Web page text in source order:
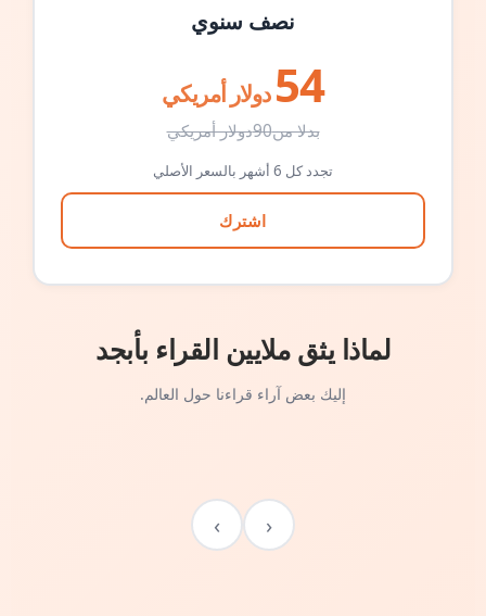
نصف سنوي
54 دولار أمريكي
بدلا من90دولار أمريكي
تجدد كل 6 أشهر بالسعر الأصلي
اشترك
لماذا يثق ملايين القراء بأبجد
إليك بعض آراء قراءنا حول العالم.
‹
›